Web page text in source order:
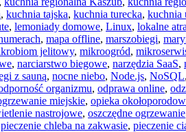
, kuchnia tajska, kuchnia turecka, kuchnia
, lemoniady domowe, Linux, lokalne
, mapa offline, marszobiegi,
jelitowy, mikroogród,
, narciarstwo biegowe, narzędzia SaaS,
z sauną, nocne niebo, Node.js, NoSQL,
organizmu, odprawa online,
miejskie, opieka
nastrojowe, oszczędne ogrzewanie
pieczenie chleba na zakwasie, pieczenie